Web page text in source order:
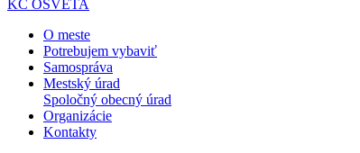
KC OSVETA
O meste
Potrebujem vybaviť
Samospráva
Mestský úrad
Spoločný obecný úrad
Organizácie
Kontakty